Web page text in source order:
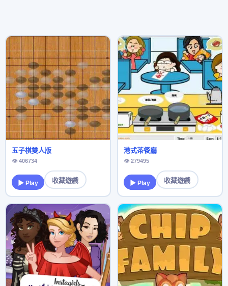
五子棋雙人版
👁 406734
▶ Play 收藏遊戲
港式茶餐廳
👁 279495
▶ Play 收藏遊戲